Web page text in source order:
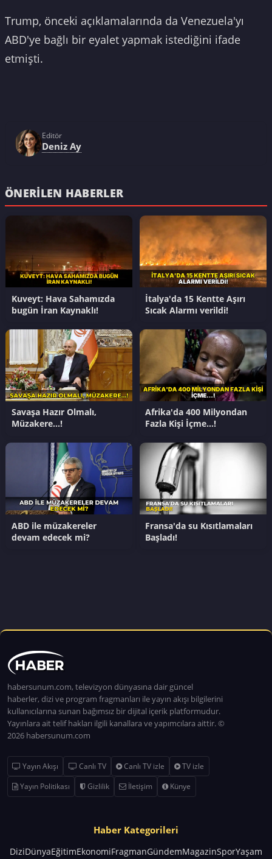
Trump, önceki açıklamalarında da Venezuela'yı
ABD'ye bağlı bir eyalet yapmak istediğini ifade
etmişti.
Editör
Deniz Ay
ÖNERILEN HABERLER
Kuveyt: Hava Sahamızda
bugün İran Kaynaklı!
İtalya'da 15 Kentte Aşırı
Sıcak Alarmı verildi!
Savaşa Hazır Olmalı,
Müzakere…!
Afrika'da 400 Milyondan
Fazla Kişi İçme…!
ABD ile müzakereler
devam edecek mi?
Fransa'da su Kısıtlamaları
Başladı!
habersunum.com, televizyon dünyasına dair güncel
haberler, dizi ve program fragmanları ile yayın akışı bilgilerini
kullanıcılarına sunan bağımsız bir dijital içerik platformudur.
Yayınlara ait telif hakları ilgili kanallara ve yapımcılara aittir. ©
2026 habersunum.com
Yayın Akışı Canlı TV Canlı TV izle
TV izle
Yayın Politikası
Gizlilik İletişim Künye
Haber Kategorileri
DiziDünyaEğitimEkonomiFragmanGündemMagazinSporYaşam